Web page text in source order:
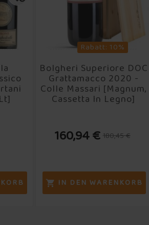
Bolgheri Superiore DOC
Grattamacco 2020 -
Colle Massari [Magnum,
Cassetta In Legno]
160,94 € 180,45 €
Rabatt: 10%
 IN DEN WARENKORB